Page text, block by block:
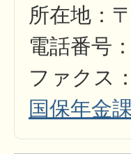
所在地：
電話番号
ファクス
国保年金